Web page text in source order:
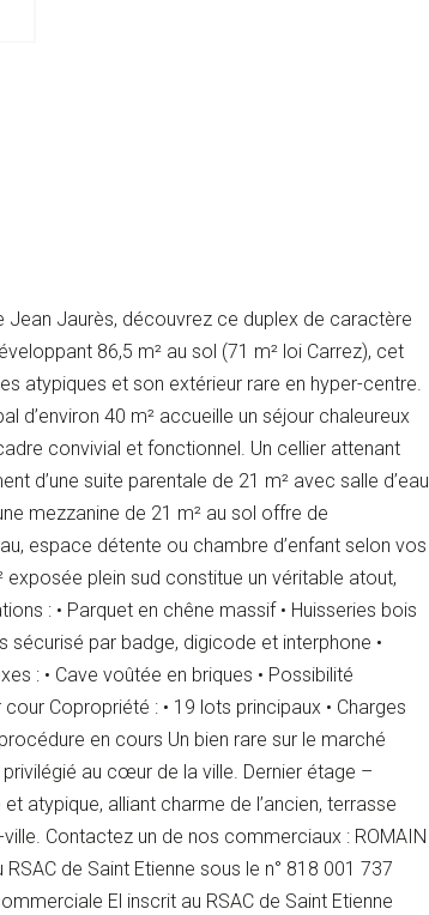
Jaurès, découvrez ce duplex de caractère
86,5 m² au sol (71 m² loi Carrez), cet
atypiques et son extérieur rare en hyper-centre.
d’environ 40 m² accueille un séjour chaleureux
convivial et fonctionnel. Un cellier attenant
d’une suite parentale de 21 m² avec salle d’eau
mezzanine de 21 m² au sol offre de
espace détente ou chambre d’enfant selon vos
exposée plein sud constitue un véritable atout,
: • Parquet en chêne massif • Huisseries bois
sécurisé par badge, digicode et interphone •
: • Cave voûtée en briques • Possibilité
Copropriété : • 19 lots principaux • Charges
en cours Un bien rare sur le marché
au cœur de la ville. Dernier étage –
atypique, alliant charme de l’ancien, terrasse
Contactez un de nos commerciaux : ROMAIN
de Saint Etienne sous le n° 818 001 737
El inscrit au RSAC de Saint Etienne